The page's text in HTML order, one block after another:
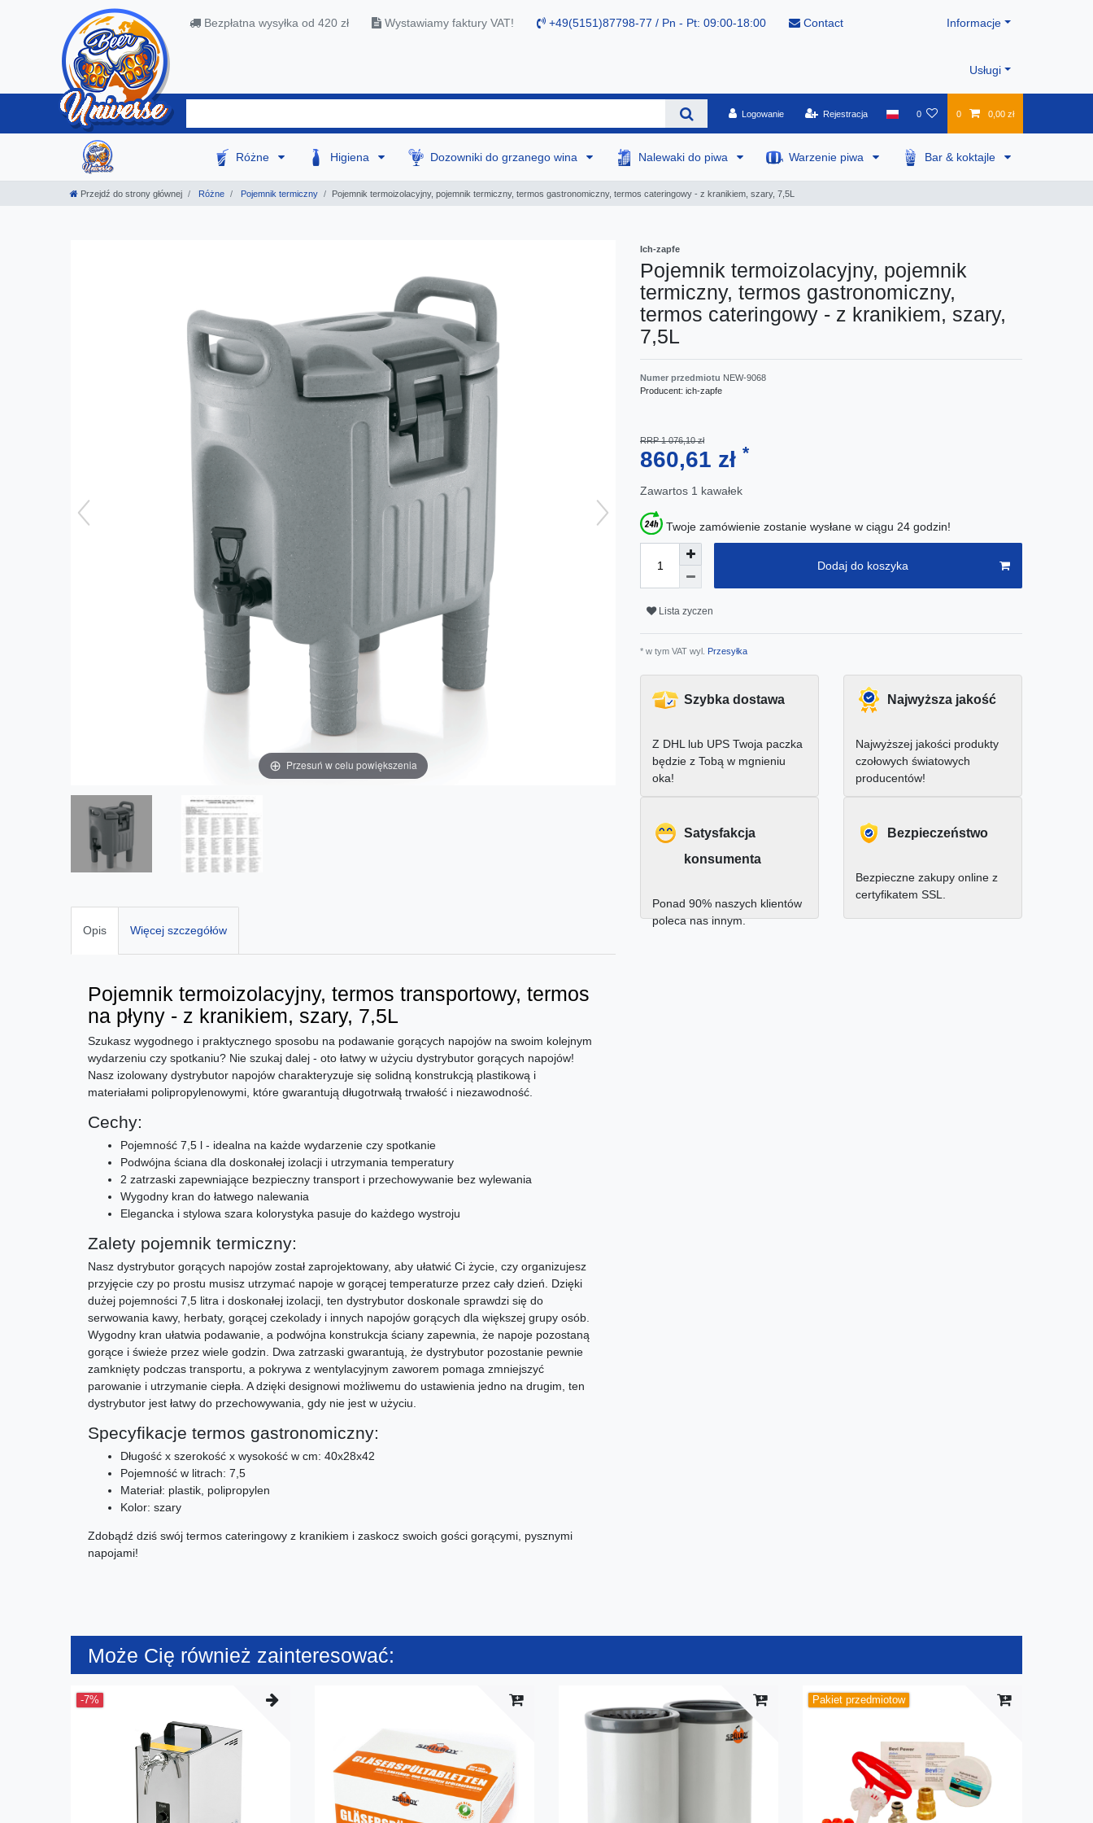
Bezpłatna wysyłka od 420 zł Wystawiamy faktury VAT! +49(5151)87798-77 / Pn - Pt: 09:00-18:00 Contact Informacje
Usługi
Logowanie Rejestracja 0 0 0,00 zł
Różne Higiena Dozowniki do grzanego wina Nalewaki do piwa Warzenie piwa Bar & koktajle
Przejdź do strony głównej Różne Pojemnik termiczny Pojemnik termoizolacyjny, pojemnik termiczny, termos gastronomiczny, termos cateringowy - z kranikiem, szary, 7,5L
Przesuń w celu powiększenia
Opis Więcej szczegółów
Pojemnik termoizolacyjny, termos transportowy, termos
na płyny - z kranikiem, szary, 7,5L
Szukasz wygodnego i praktycznego sposobu na podawanie gorących napojów na swoim kolejnym
wydarzeniu czy spotkaniu? Nie szukaj dalej - oto łatwy w użyciu dystrybutor gorących napojów!
Nasz izolowany dystrybutor napojów charakteryzuje się solidną konstrukcją plastikową i
materiałami polipropylenowymi, które gwarantują długotrwałą trwałość i niezawodność.
Cechy:
Pojemność 7,5 l - idealna na każde wydarzenie czy spotkanie
Podwójna ściana dla doskonałej izolacji i utrzymania temperatury
2 zatrzaski zapewniające bezpieczny transport i przechowywanie bez wylewania
Wygodny kran do łatwego nalewania
Elegancka i stylowa szara kolorystyka pasuje do każdego wystroju
Zalety pojemnik termiczny:
Nasz dystrybutor gorących napojów został zaprojektowany, aby ułatwić Ci życie, czy organizujesz
przyjęcie czy po prostu musisz utrzymać napoje w gorącej temperaturze przez cały dzień. Dzięki
dużej pojemności 7,5 litra i doskonałej izolacji, ten dystrybutor doskonale sprawdzi się do
serwowania kawy, herbaty, gorącej czekolady i innych napojów gorących dla większej grupy osób.
Wygodny kran ułatwia podawanie, a podwójna konstrukcja ściany zapewnia, że napoje pozostaną
gorące i świeże przez wiele godzin. Dwa zatrzaski gwarantują, że dystrybutor pozostanie pewnie
zamknięty podczas transportu, a pokrywa z wentylacyjnym zaworem pomaga zmniejszyć
parowanie i utrzymanie ciepła. A dzięki designowi możliwemu do ustawienia jedno na drugim, ten
dystrybutor jest łatwy do przechowywania, gdy nie jest w użyciu.
Specyfikacje termos gastronomiczny:
Długość x szerokość x wysokość w cm: 40x28x42
Pojemność w litrach: 7,5
Materiał: plastik, polipropylen
Kolor: szary
Zdobądź dziś swój termos cateringowy z kranikiem i zaskocz swoich gości gorącymi, pysznymi
napojami!
Ich-zapfe
Pojemnik termoizolacyjny, pojemnik
termiczny, termos gastronomiczny,
termos cateringowy - z kranikiem, szary,
7,5L
Numer przedmiotu NEW-9068
Producent: ich-zapfe
RRP 1 076,10 zł
860,61 zł *
Zawartos 1 kawałek
Twoje zamówienie zostanie wysłane w ciągu 24 godzin!
Dodaj do koszyka
Lista zyczen
* w tym VAT wyl. Przesyłka
Szybka dostawa
Z DHL lub UPS Twoja paczka
będzie z Tobą w mgnieniu
oka!
Najwyższa jakość
Najwyższej jakości produkty
czołowych światowych
producentów!
Satysfakcja
konsumenta
Ponad 90% naszych klientów
poleca nas innym.
Bezpieczeństwo
Bezpieczne zakupy online z
certyfikatem SSL.
Może Cię również zainteresować:
-7% Pakiet przedmiotow